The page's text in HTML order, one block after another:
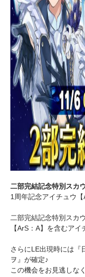
二部完結記念特別スカ
1周年記念アイチュウ
二部完結記念特別スカ
【ArS：A】を含むア
さらにLE出現時には『
ヲ』が確定♪
この機会をお見逃しな